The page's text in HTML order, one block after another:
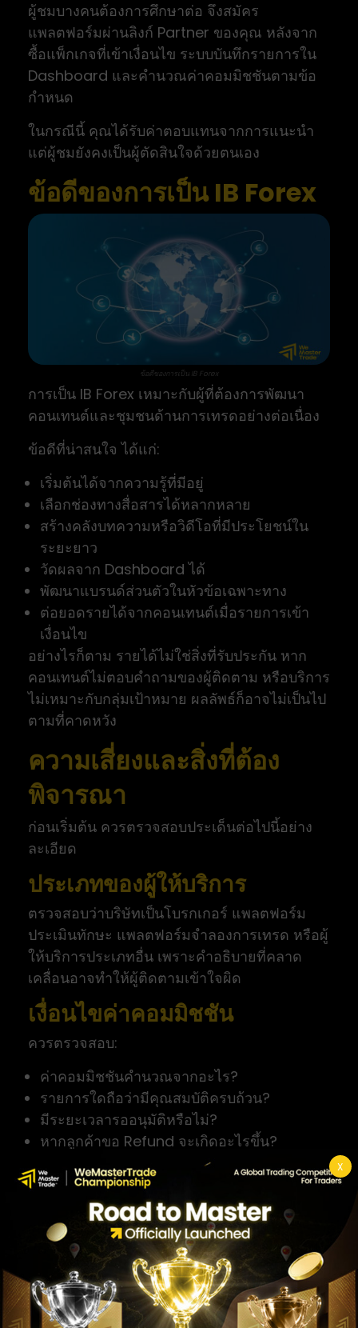
X
ผู้ชมบางคนต้องการศึกษาต่อ จึงสมัคร
แพลตฟอร์มผ่านลิงก์ Partner ของคุณ หลังจาก
ซื้อแพ็กเกจที่เข้าเงื่อนไข ระบบบันทึกรายการใน
Dashboard และคำนวณค่าคอมมิชชันตามข้อ
กำหนด
ในกรณีนี้ คุณได้รับค่าตอบแทนจากการแนะนำ
แต่ผู้ชมยังคงเป็นผู้ตัดสินใจด้วยตนเอง
ข้อดีของการเป็น IB Forex
ข้อดีของการเป็น IB Forex
การเป็น IB Forex เหมาะกับผู้ที่ต้องการพัฒนา
คอนเทนต์และชุมชนด้านการเทรดอย่างต่อเนื่อง
ข้อดีที่น่าสนใจ ได้แก่:
เริ่มต้นได้จากความรู้ที่มีอยู่
เลือกช่องทางสื่อสารได้หลากหลาย
สร้างคลังบทความหรือวิดีโอที่มีประโยชน์ใน
ระยะยาว
วัดผลจาก Dashboard ได้
พัฒนาแบรนด์ส่วนตัวในหัวข้อเฉพาะทาง
ต่อยอดรายได้จากคอนเทนต์เมื่อรายการเข้า
เงื่อนไข
อย่างไรก็ตาม รายได้ไม่ใช่สิ่งที่รับประกัน หาก
คอนเทนต์ไม่ตอบคำถามของผู้ติดตาม หรือบริการ
ไม่เหมาะกับกลุ่มเป้าหมาย ผลลัพธ์ก็อาจไม่เป็นไป
ตามที่คาดหวัง
ความเสี่ยงและสิ่งที่ต้อง
พิจารณา
ก่อนเริ่มต้น ควรตรวจสอบประเด็นต่อไปนี้อย่าง
ละเอียด
ประเภทของผู้ให้บริการ
ตรวจสอบว่าบริษัทเป็นโบรกเกอร์ แพลตฟอร์ม
ประเมินทักษะ แพลตฟอร์มจำลองการเทรด หรือผู้
ให้บริการประเภทอื่น เพราะคำอธิบายที่คลาด
เคลื่อนอาจทำให้ผู้ติดตามเข้าใจผิด
เงื่อนไขค่าคอมมิชชัน
ควรตรวจสอบ:
ค่าคอมมิชชันคำนวณจากอะไร?
รายการใดถือว่ามีคุณสมบัติครบถ้วน?
มีระยะเวลารออนุมัติหรือไม่?
หากลูกค้าขอ Refund จะเกิดอะไรขึ้น?
มียอดถอนขั้นต่ำหรือไม่?
ผู้ให้บริการสามารถแก้ไขกฎได้หรือไม่?
ความโปร่งใส
ควรแจ้งให้ผู้ติดตามทราบว่าคุณอาจได้รับค่าคอม
มิชชันจากลิงก์แนะนำ การเปิดเผยข้อมูลนี้ช่วยให้
ผู้อ่านประเมินคอนเทนต์ได้อย่างเหมาะสม
ข้อกำหนดตามพื้นที่